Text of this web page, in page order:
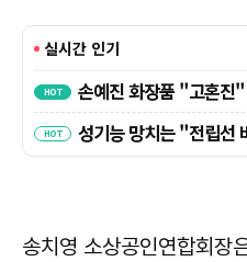
송치영 소상공인연합회장